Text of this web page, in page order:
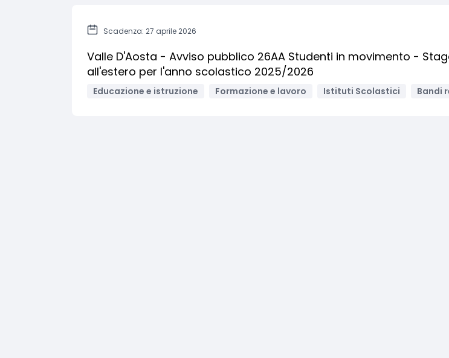
Scadenza: 27 aprile 2026
Valle D'Aosta - Avviso pubblico 26AA Studenti in movimento -
all'estero per l'anno scolastico 2025/2026
Educazione e istruzione Formazione e lavoro Istituti Scolastici Bandi